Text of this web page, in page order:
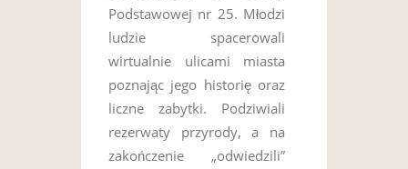
Podstawowej nr 25. Młodzi
ludzie spacerowali
wirtualnie ulicami miasta
poznając jego historię oraz
liczne zabytki. Podziwiali
rezerwaty przyrody, a na
zakończenie „odwiedzili”